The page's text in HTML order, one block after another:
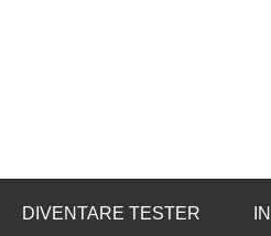
DIVENTARE TESTER